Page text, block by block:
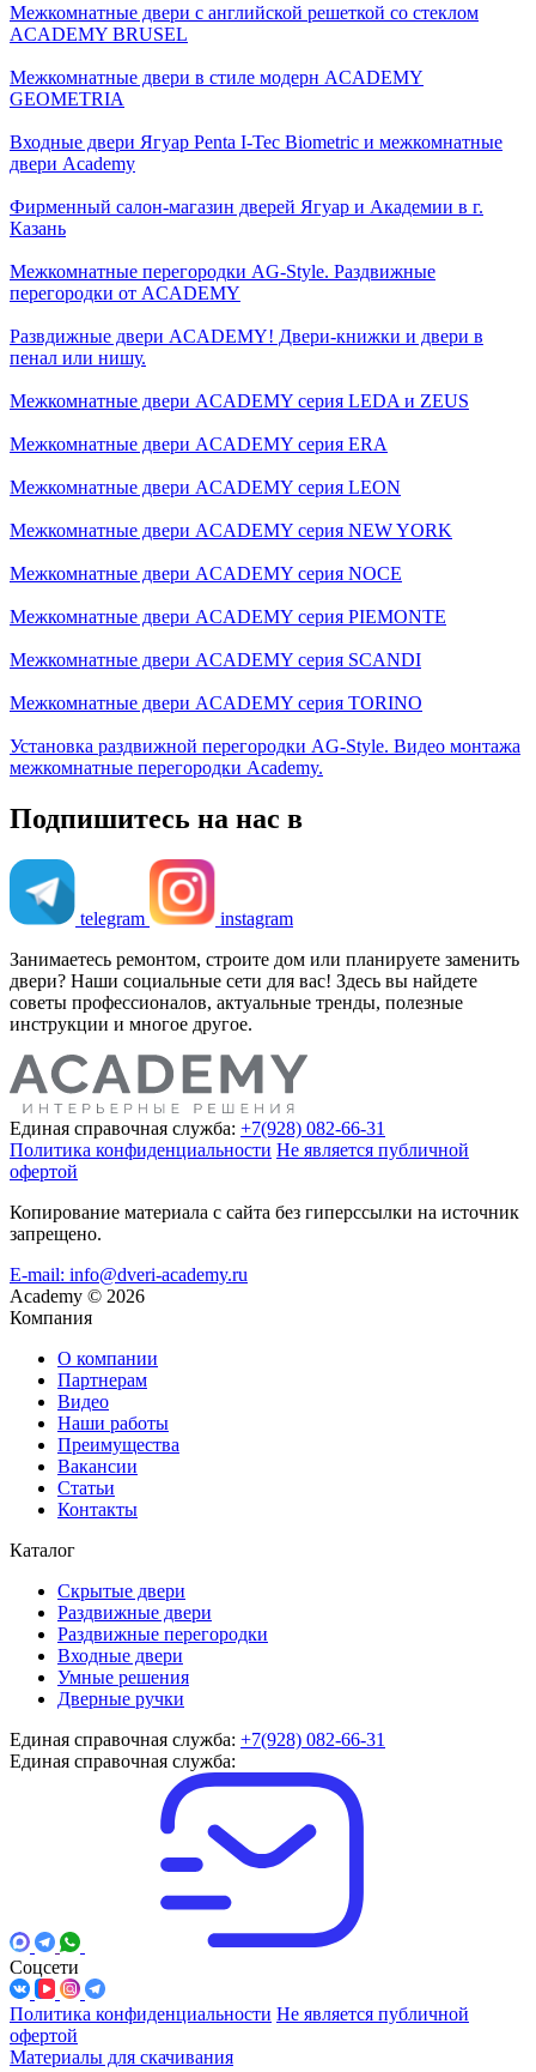
Межкомнатные двери с английской решеткой со стеклом
ACADEMY BRUSEL
Межкомнатные двери в стиле модерн ACADEMY
GEOMETRIA
Входные двери Ягуар Penta I-Tec Biometric и межкомнатные
двери Academy
Фирменный салон-магазин дверей Ягуар и Академии в г.
Казань
Межкомнатные перегородки AG-Style. Раздвижные
перегородки от ACADEMY
Развдижные двери ACADEMY! Двери-книжки и двери в
пенал или нишу.
Межкомнатные двери ACADEMY серия LEDA и ZEUS
Межкомнатные двери ACADEMY серия ERA
Межкомнатные двери ACADEMY серия LEON
Межкомнатные двери ACADEMY серия NEW YORK
Межкомнатные двери ACADEMY серия NOCE
Межкомнатные двери ACADEMY серия PIEMONTE
Межкомнатные двери ACADEMY серия SCANDI
Межкомнатные двери ACADEMY серия TORINO
Установка раздвижной перегородки AG-Style. Видео монтажа
межкомнатные перегородки Academy.
Подпишитесь на нас в
telegram
instagram
Занимаетесь ремонтом, строите дом или планируете заменить
двери? Наши социальные сети для вас! Здесь вы найдете
советы профессионалов, актуальные тренды, полезные
инструкции и многое другое.
Единая справочная служба: +7(928) 082-66-31
Политика конфиденциальности Не является публичной
офертой
Копирование материала с сайта без гиперссылки на источник
запрещено.
E-mail: info@dveri-academy.ru
Academy © 2026
Компания
О компании
Партнерам
Видео
Наши работы
Преимущества
Вакансии
Статьи
Контакты
Каталог
Скрытые двери
Раздвижные двери
Раздвижные перегородки
Входные двери
Умные решения
Дверные ручки
Единая справочная служба: +7(928) 082-66-31
Единая справочная служба:
Соцсети
Политика конфиденциальности Не является публичной
офертой
Материалы для скачивания